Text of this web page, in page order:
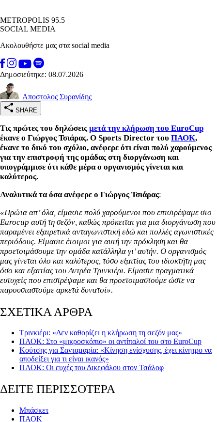
METROPOLIS 95.5
SOCIAL MEDIA
Ακολουθήστε μας στα social media
Δημοσιεύτηκε: 08.07.2026
Αποστολος Συρανίδης
SHARE
Τις πρώτες του δηλώσειςμετά την κλήρωση του EuroCup
έκανε ο Γιώργος Τσιάρας. Ο Sports Director του ΠΑΟΚ,
έκανε το δικό του σχόλιο, ανέφερε ότι είναι πολύ χαρούμενος
για την επιστροφή της ομάδας στη διοργάνωση και
υπογράμμισε ότι κάθε μέρα ο οργανισμός γίνεται και
καλύτερος.
Αναλυτικά τα όσα ανέφερε ο Γιώργος Τσιάρας:
«Πρώτα απ’ όλα, είμαστε πολύ χαρούμενοι που επιστρέψαμε στο
Eurocup αυτή τη σεζόν, καθώς πρόκειται για μια διοργάνωση που
παραμένει εξαιρετικά ανταγωνιστική εδώ και πολλές αγωνιστικές
περιόδους. Είμαστε έτοιμοι για αυτή την πρόκληση και θα
προετοιμάσουμε την ομάδα κατάλληλα γι’ αυτήν. Ο οργανισμός
μας γίνεται όλο και καλύτερος, τόσο εξαιτίας του ιδιοκτήτη μας
όσο και εξαιτίας του Αντρέα Τρινκιέρι. Είμαστε πραγματικά
ευτυχείς που επιστρέψαμε και θα προετοιμαστούμε ώστε να
παρουσιαστούμε αρκετά δυνατοί».
ΣΧΕΤΙΚΑ ΑΡΘΡΑ
Τρινκιέρι: «Δεν καθορίζει η κλήρωση τη σεζόν μας»
ΠΑΟΚ: Στο «μικροσκόπιο» οι αντίπαλοί του στο EuroCup
Κούτσης για Σανταμαρία: «Κίνηση ενίσχυσης, έχει κίνητρο να
αποδείξει για τι είναι ικανός»
ΠΑΟΚ: Οι ευχές του Δικεφάλου στον Τσάλοφ
ΔΕΙΤΕ ΠΕΡΙΣΣΟΤΕΡΑ
Μπάσκετ
ΠΑΟΚ